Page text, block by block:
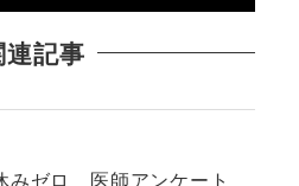
連記事
みゼロ 医師アンケート